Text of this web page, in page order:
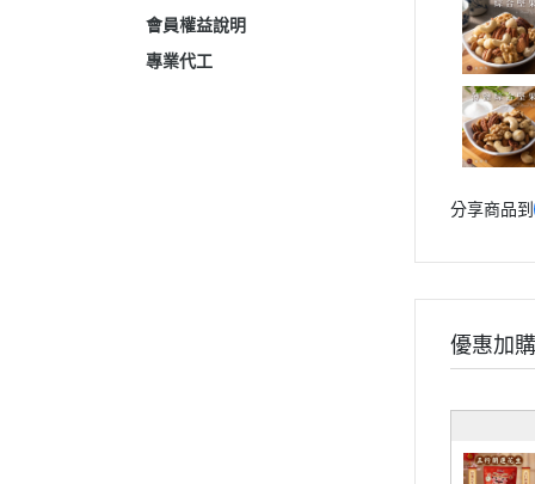
會員權益說明
專業代工
分享商品到
優惠加購